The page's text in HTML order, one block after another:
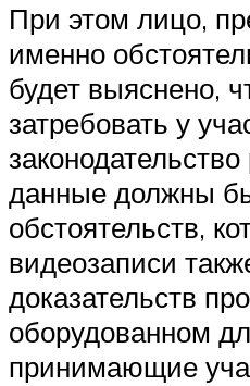
При этом лицо,
именно
будет выяснено,
затребовать у
данные должны
обстоятельств,
видеозаписи
доказательств
оборудованном
принимающие